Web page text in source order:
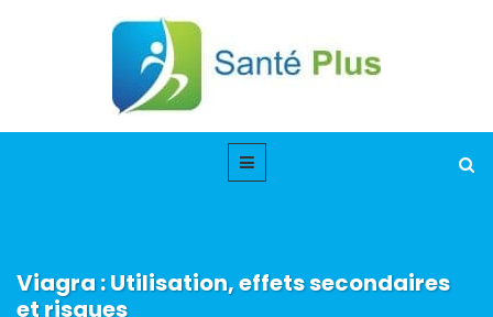
Viagra : Utilisation, effets secondaires
et risques